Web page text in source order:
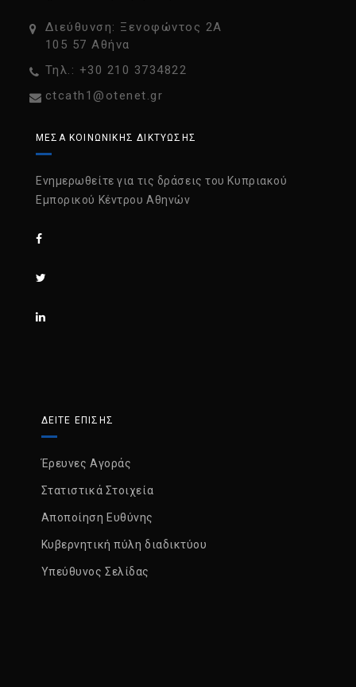
Διεύθυνση: Ξενοφώντος 2Α
105 57 Αθήνα
Τηλ.: +30 210 3734822
ctcath1@otenet.gr
ΜΈΣΑ ΚΟΙΝΩΝΙΚΉΣ ΔΙΚΤΎΩΣΗΣ
Ενημερωθείτε για τις δράσεις του Κυπριακού
Εμπορικού Κέντρου Αθηνών
ΔΕΙΤΕ ΕΠΙΣΗΣ
Έρευνες Αγοράς
Στατιστικά Στοιχεία
Αποποίηση Ευθύνης
Κυβερνητική πύλη διαδικτύου
Υπεύθυνος Σελίδας